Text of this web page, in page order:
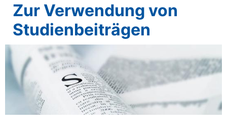
Zur Verwendung von
Studienbeiträgen